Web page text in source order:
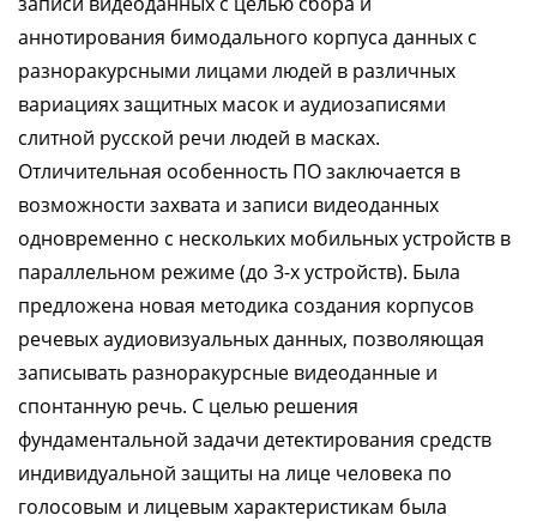
аннотирования бимодального корпуса данных с
разноракурсными лицами людей в различных
вариациях защитных масок и аудиозаписями
слитной русской речи людей в масках.
Отличительная особенность ПО заключается в
возможности захвата и записи видеоданных
одновременно с нескольких мобильных устройств в
параллельном режиме (до 3-х устройств). Была
предложена новая методика создания корпусов
речевых аудиовизуальных данных, позволяющая
записывать разноракурсные видеоданные и
спонтанную речь. С целью решения
фундаментальной задачи детектирования средств
индивидуальной защиты на лице человека по
голосовым и лицевым характеристикам была